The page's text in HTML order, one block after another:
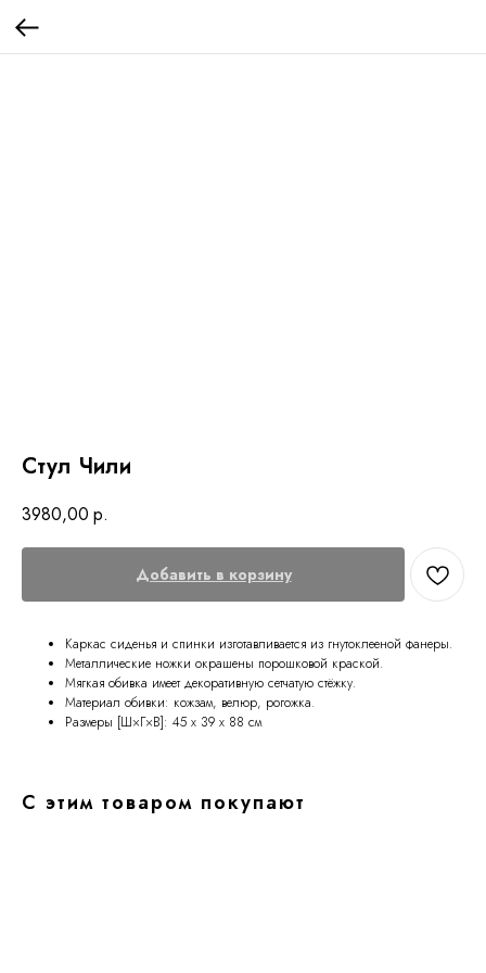
Стул Чили
3980,00 р.
Добавить в корзину
Каркас сиденья и спинки изготавливается из гнутоклееной фанеры.
Металлические ножки окрашены порошковой краской.
Мягкая обивка имеет декоративную сетчатую стёжку.
Материал обивки: кожзам, велюр, рогожка.
Размеры [Ш×Г×В]: 45 х 39 х 88 см
С этим товаром покупают